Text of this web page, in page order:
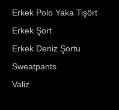
Erkek Polo Yaka Tişört
Erkek Şort
Erkek Deniz Şortu
Sweatpants
Valiz